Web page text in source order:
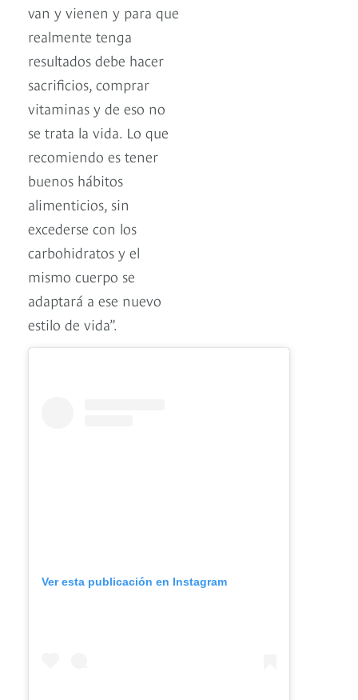
van y vienen y para que
realmente tenga
resultados debe hacer
sacrificios, comprar
vitaminas y de eso no
se trata la vida. Lo que
recomiendo es tener
buenos hábitos
alimenticios, sin
excederse con los
carbohidratos y el
mismo cuerpo se
adaptará a ese nuevo
estilo de vida”.
Ver esta publicación en Instagram